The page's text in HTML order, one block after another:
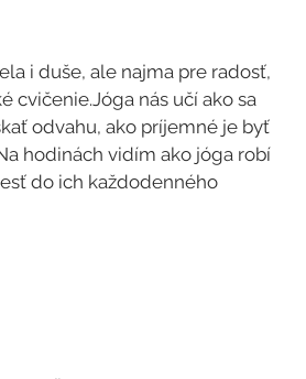
i duše, ale najma pre radosť,
cvičenie.Jóga nás učí ako sa
odvahu, ako príjemné je byť
hodinách vidím ako jóga robí
do ich každodenného